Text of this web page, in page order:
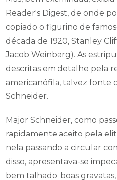
Reader's Digest, de onde
copiado o figurino de
década de 1920, Stanley
Jacob Weinberg). As
descritas em detalhe pela
americanófila, talvez fonte
Schneider.
Major Schneider, como
rapidamente aceito pela
nela passando a circular
disso, apresentava-se
bem talhado, boas